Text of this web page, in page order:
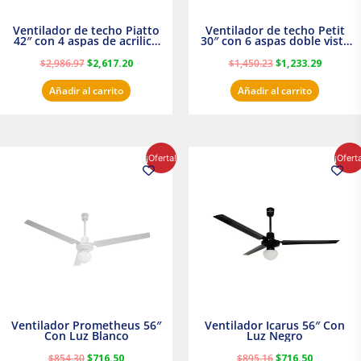
Ventilador de techo Piatto
42″ con 4 aspas de acrilico
transparente
$2,986.97 $2,617.20
Añadir al carrito
Ventilador de techo Petit
30″ con 6 aspas doble vista
Satinado Masterfan
$1,450.23 $1,233.29
Añadir al carrito
¡Oferta!
Ventilador Prometheus 56″
Con Luz Blanco
precio
actual
Ventilador Icarus 56″ Con
Luz Negro
precio
actual